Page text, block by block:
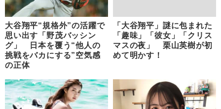
大谷翔平“規格外”の活躍で
思い出す「野茂バッシン
グ」 日本を覆う“他人の
挑戦をバカにする”空気感
の正体
「大谷翔平」謎に包まれた
「趣味」「彼女」「クリス
マスの夜」 栗山英樹が初
めて明かす！